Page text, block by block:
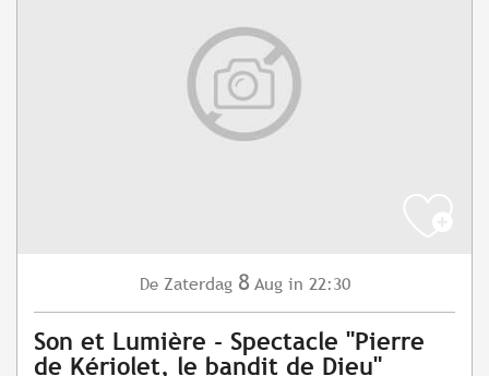
De Zaterdag 8 Aug in 22:30
Son et Lumière - Spectacle "Pierre
de Kériolet, le bandit de Dieu"